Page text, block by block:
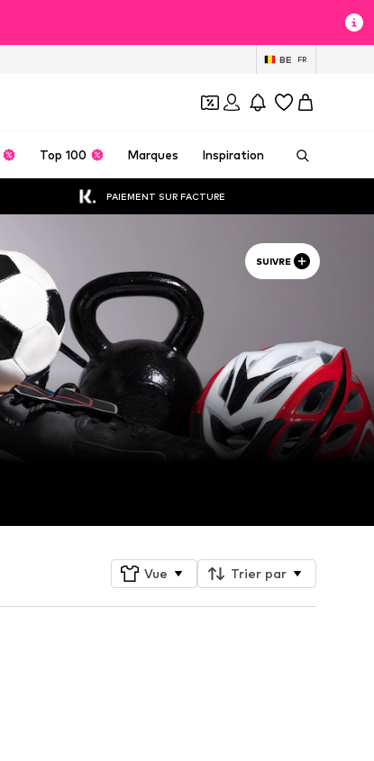
BE FR
Top 100 Marques Inspiration
PAIEMENT SUR FACTURE
SUIVRE
Vue Trier par